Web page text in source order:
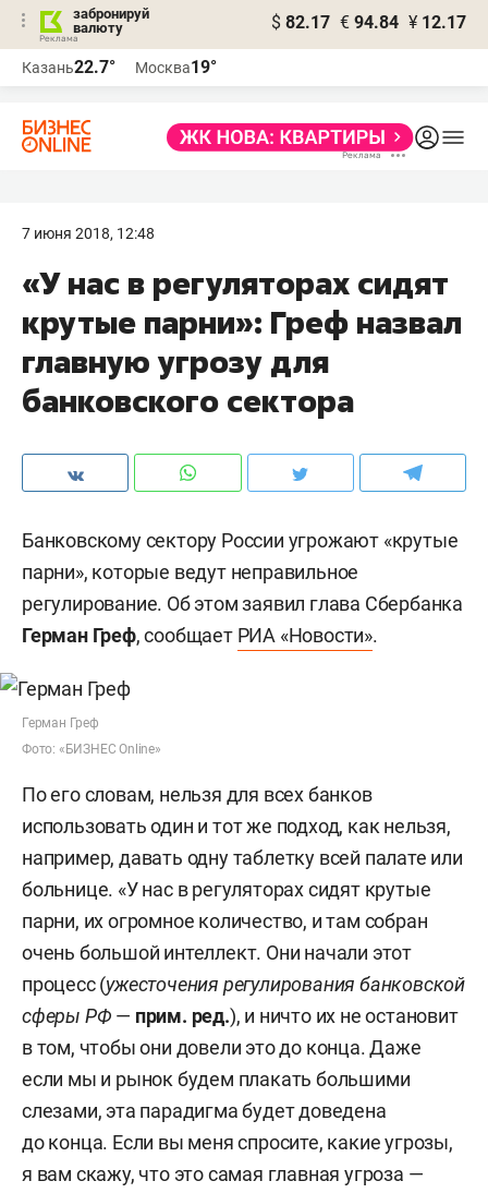
забронируй
валюту
$ 82.17 € 94.84 ¥ 12.17
Казань22.7° Москва19°
7 июня 2018, 12:48
«У нас в регуляторах сидят
крутые парни»: Греф назвал
главную угрозу для
банковского сектора
Банковскому сектору России угрожают «крутые
парни», которые ведут неправильное
регулирование. Об этом заявил глава Сбербанка
Герман Греф, сообщает РИА «Новости».
Герман Греф
Фото: «БИЗНЕС Online»
По его словам, нельзя для всех банков
использовать один и тот же подход, как нельзя,
например, давать одну таблетку всей палате или
больнице. «У нас в регуляторах сидят крутые
парни, их огромное количество, и там собран
очень большой интеллект. Они начали этот
процесс (ужесточения регулирования банковской
сферы РФ — прим. ред.), и ничто их не остановит
в том, чтобы они довели это до конца. Даже
если мы и рынок будем плакать большими
слезами, эта парадигма будет доведена
до конца. Если вы меня спросите, какие угрозы,
я вам скажу, что это самая главная угроза —